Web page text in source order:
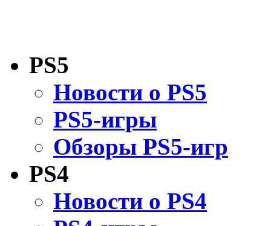
PS5
Новости о PS5
PS5-игры
Обзоры PS5-игр
PS4
Новости о PS4